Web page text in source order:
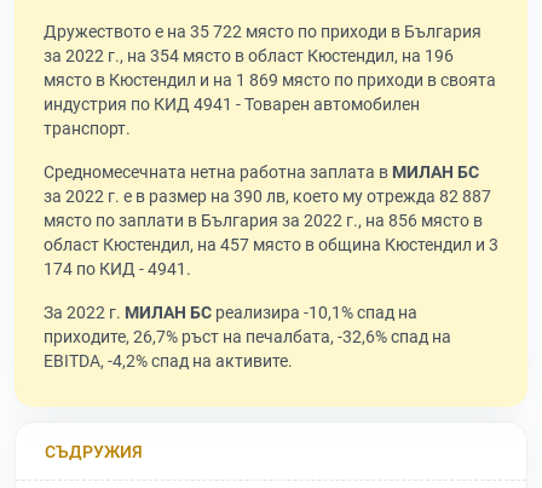
Дружеството е на 35 722 място по приходи в България
за 2022 г., на 354 място в област Кюстендил, на 196
място в Кюстендил и на 1 869 място по приходи в своята
индустрия по КИД 4941 - Товарен автомобилен
транспорт.
Средномесечната нетна работна заплата в МИЛАН БС
за 2022 г. е в размер на 390 лв, което му отрежда 82 887
място по заплати в България за 2022 г., на 856 място в
област Кюстендил, на 457 място в община Кюстендил и 3
174 по КИД - 4941.
За 2022 г. МИЛАН БС реализира -10,1% спад на
приходите, 26,7% ръст на печалбата, -32,6% спад на
EBITDA, -4,2% спад на активите.
СЪДРУЖИЯ